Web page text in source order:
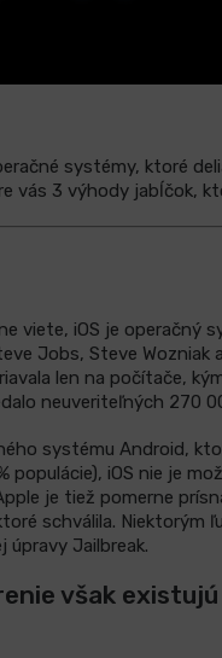
systémy, ktoré
vás 3 výhody jabĺčok,
viete, iOS je operačný
Jobs, Steve Wozniak
len na počítače,
neuveriteľných 270
systému Android,
populácie), iOS nie je
je tiež pomerne
schválila.
Jailbreak.
však